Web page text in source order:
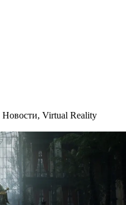
Новости, Virtual Reality